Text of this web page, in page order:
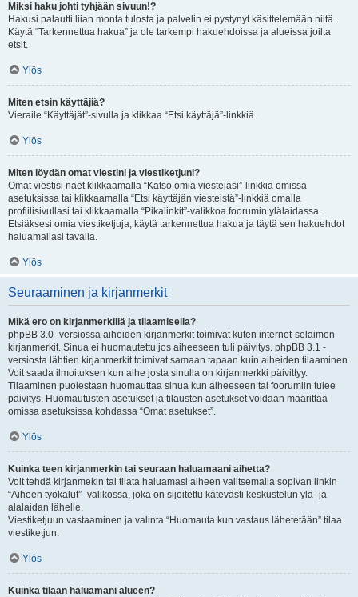
Miksi haku johti tyhjään sivuun!?
Hakusi palautti liian monta tulosta ja palvelin ei pystynyt käsittelemään niitä.
Käytä “Tarkennettua hakua” ja ole tarkempi hakuehdoissa ja alueissa joilta
etsit.
Ylös
Miten etsin käyttäjiä?
Vieraile “Käyttäjät”-sivulla ja klikkaa “Etsi käyttäjä”-linkkiä.
Ylös
Miten löydän omat viestini ja viestiketjuni?
Omat viestisi näet klikkaamalla “Katso omia viestejäsi”-linkkiä omissa
asetuksissa tai klikkaamalla “Etsi käyttäjän viesteistä”-linkkiä omalla
profiilisivullasi tai klikkaamalla “Pikalinkit”-valikkoa foorumin ylälaidassa.
Etsiäksesi omia viestiketjuja, käytä tarkennettua hakua ja täytä sen hakuehdot
haluamallasi tavalla.
Ylös
Seuraaminen ja kirjanmerkit
Mikä ero on kirjanmerkillä ja tilaamisella?
phpBB 3.0 -versiossa aiheiden kirjanmerkit toimivat kuten internet-selaimen
kirjanmerkit. Sinua ei huomautettu jos aiheeseen tuli päivitys. phpBB 3.1 -
versiosta lähtien kirjanmerkit toimivat samaan tapaan kuin aiheiden tilaaminen.
Voit saada ilmoituksen kun aihe josta sinulla on kirjanmerkki päivittyy.
Tilaaminen puolestaan huomauttaa sinua kun aiheeseen tai foorumiin tulee
päivitys. Huomautusten asetukset ja tilausten asetukset voidaan määrittää
omissa asetuksissa kohdassa “Omat asetukset”.
Ylös
Kuinka teen kirjanmerkin tai seuraan haluamaani aihetta?
Voit tehdä kirjanmekin tai tilata haluamasi aiheen valitsemalla sopivan linkin
“Aiheen työkalut” -valikossa, joka on sijoitettu kätevästi keskustelun ylä- ja
alalaidan lähelle.
Viestiketjuun vastaaminen ja valinta “Huomauta kun vastaus lähetetään” tilaa
viestiketjun.
Ylös
Kuinka tilaan haluamani alueen?